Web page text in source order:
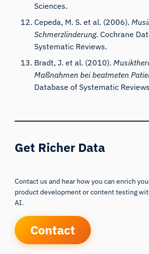
Sciences.
Cepeda, M. S. et al. (2006).
Schmerzlinderung. Cochrane
Systematic Reviews.
Bradt, J. et al. (2010).
Maßnahmen bei beatmeten
Database of Systematic
Get Richer Data
Contact us and hear how you can enrich
product development or content testing
AI.
Contact